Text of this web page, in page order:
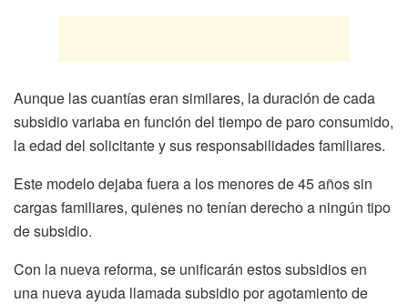
Aunque las cuantías eran similares, la duración de cada
subsidio variaba en función del tiempo de paro consumido,
la edad del solicitante y sus responsabilidades familiares.
Este modelo dejaba fuera a los menores de 45 años sin
cargas familiares, quienes no tenían derecho a ningún tipo
de subsidio.
Con la nueva reforma, se unificarán estos subsidios en
una nueva ayuda llamada subsidio por agotamiento de